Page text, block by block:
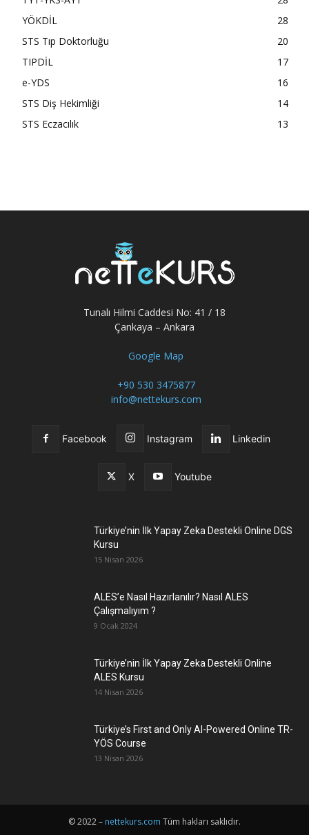
YÖKDİL
28
STS Tıp Doktorluğu
20
TIPDİL
17
e-YDS
16
STS Diş Hekimliği
14
STS Eczacılık
13
Tunalı Hilmi Caddesi No: 41 / 18
Çankaya – Ankara
Google Map
+90 530 3475877
info@nettekurs.com
Facebook Instagram Linkedin
X Youtube
Türkiye’nin İlk Yapay Zeka Destekli Online DGS
Kursu
15 Nisan 2026
ALES’e Nasıl Hazırlanılır? Nasıl ALES
Çalışmalıyım ?
9 Ocak 2024
Türkiye’nin İlk Yapay Zeka Destekli Online
ALES Kursu
14 Nisan 2026
Türkiye’s First and Only AI-Powered Online TR-
YÖS Course
13 Nisan 2026
© 2022 – nettekurs.com Tüm hakları saklıdır.